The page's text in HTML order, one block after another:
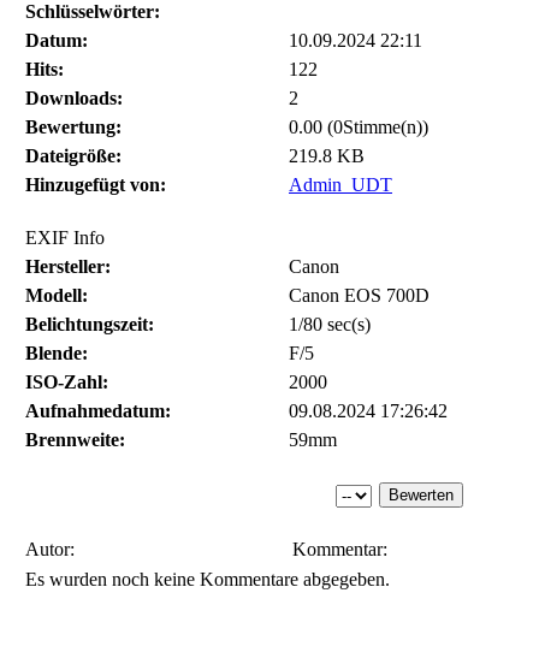
Schlüsselwörter:
Datum:
10.09.2024 22:11
Hits:
122
Downloads:
2
Bewertung:
0.00 (0Stimme(n))
Dateigröße:
219.8 KB
Hinzugefügt von:
Admin_UDT
EXIF Info
Hersteller:
Canon
Modell:
Canon EOS 700D
Belichtungszeit:
1/80 sec(s)
Blende:
F/5
ISO-Zahl:
2000
Aufnahmedatum:
09.08.2024 17:26:42
Brennweite:
59mm
Autor:
Kommentar:
Es wurden noch keine Kommentare abgegeben.